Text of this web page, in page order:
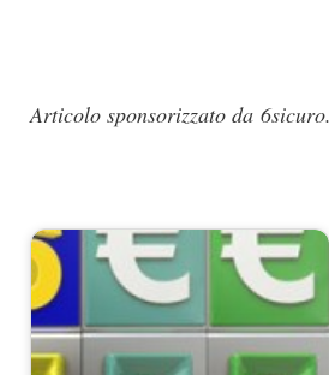
Articolo sponsorizzato da